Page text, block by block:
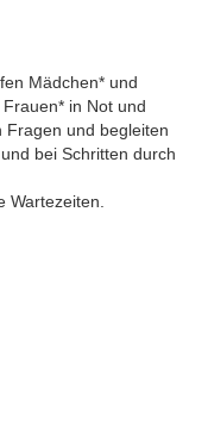
Mädchen* und
Frauen* in Not und
Fragen und begleiten
bei Schritten durch
Wartezeiten.